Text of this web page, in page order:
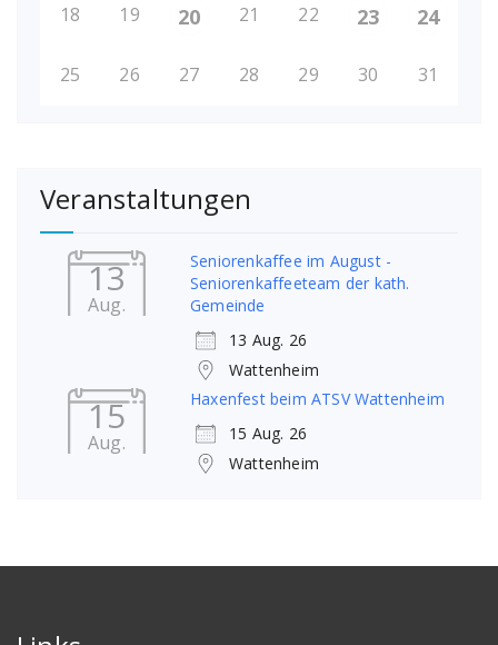
18 19 20 21 22 23 24
25 26 27 28 29 30 31
Veranstaltungen
13
Aug.
Seniorenkaffee im August -
Seniorenkaffeeteam der kath.
Gemeinde
13 Aug. 26
Wattenheim
15
Aug.
Haxenfest beim ATSV Wattenheim
15 Aug. 26
Wattenheim